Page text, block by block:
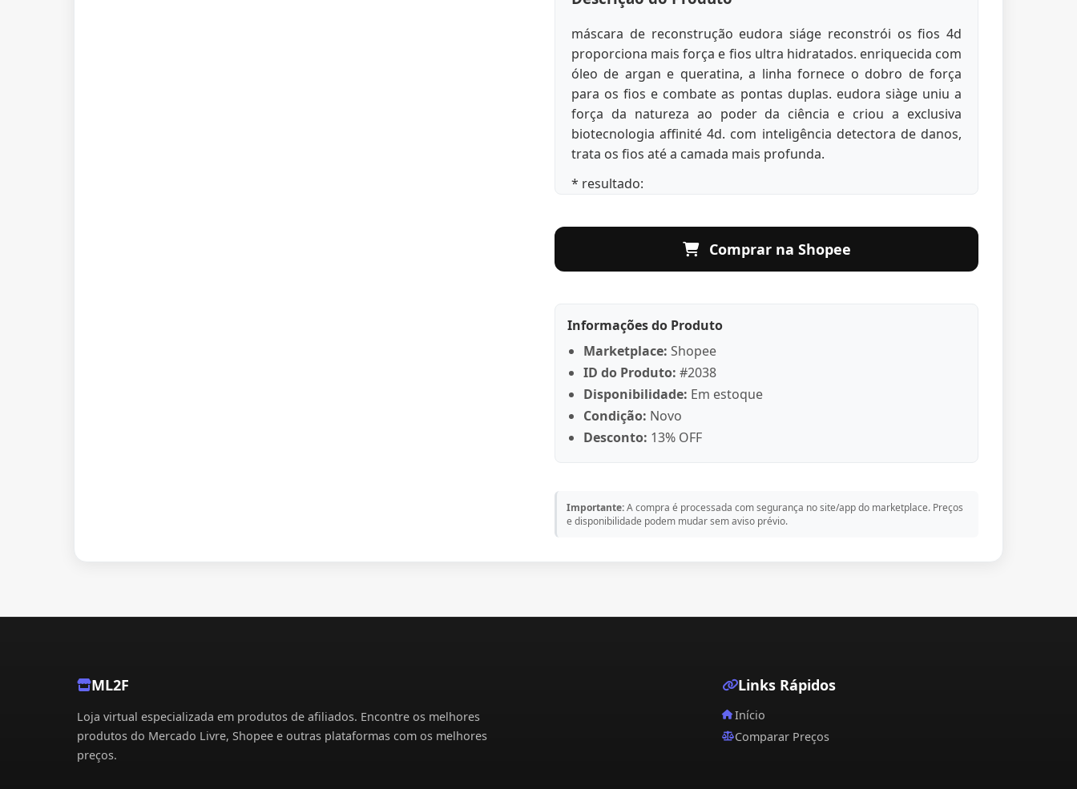
máscara de reconstrução eudora siáge reconstrói os fios 4d
proporciona mais força e fios ultra hidratados. enriquecida com
óleo de argan e queratina, a linha fornece o dobro de força
para os fios e combate as pontas duplas. eudora siàge uniu a
força da natureza ao poder da ciência e criou a exclusiva
biotecnologia affinité 4d. com inteligência detectora de danos,
trata os fios até a camada mais profunda.
* resultado:
* sugestões de uso:
1.Aplique a máscara após a lavagem com o shampoo;
* observações:
imagem meramente ilustrativa
* itens inclusos:
1 eudora siáge reconstrói os fios 4d máscara de reconstrução
Comprar na Shopee
Informações do Produto
Marketplace: Shopee
ID do Produto: #2038
Disponibilidade: Em estoque
Condição: Novo
Desconto: 13% OFF
Importante:A compra é processada com segurança no site/app do marketplace. Preços
e disponibilidade podem mudar sem aviso prévio.
ML2F
Loja virtual especializada em produtos de afiliados. Encontre os melhores
produtos do Mercado Livre, Shopee e outras plataformas com os melhores
preços.
Links Rápidos
Início
Comparar Preços